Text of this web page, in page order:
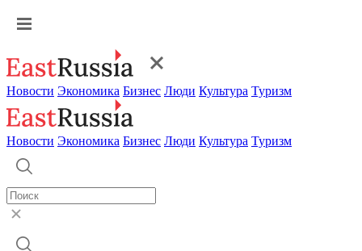
Новости Экономика Бизнес Люди Культура Туризм
Новости Экономика Бизнес Люди Культура Туризм